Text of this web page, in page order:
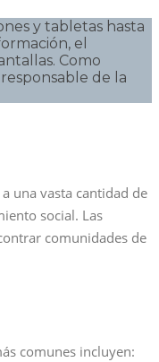
y tabletas hasta
el
Como
de la
una vasta cantidad de
social. Las
comunidades de
comunes incluyen: